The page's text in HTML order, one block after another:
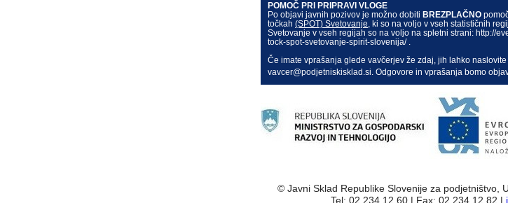
POMOČ PRI PRIPRAVI VLOGE
Po objavi javnih pozivov je možno dobiti BREZPLAČNO
točkah (SPOT) Svetovanje, ki so na voljo v vseh statističnih
Svetovanje v vseh regijah so na voljo na spletni strani: http://
tock-spot-svetovanje-spirit-slovenija/ .
Če imate vprašanja glede vavčerjev že zdaj, jih lahko
vavcer@podjetniskisklad.si. Odgovore in vprašanja bomo
© Javni Sklad Republike Slovenije za podjetništvo,
Tel: 02 234 12 60 | Fax: 02 234 12 82 |